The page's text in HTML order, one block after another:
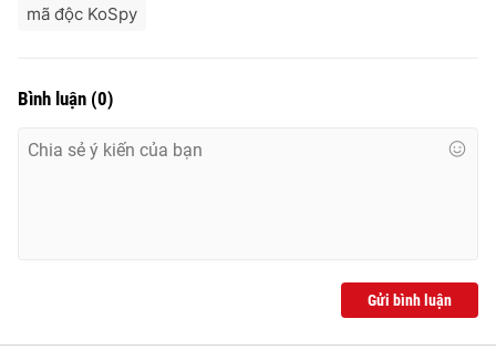
mã độc KoSpy
Bình luận (0)
Gửi bình luận